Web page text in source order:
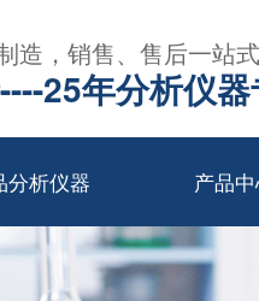
造，销售、售后一站
25年分析仪
分析仪器 产品